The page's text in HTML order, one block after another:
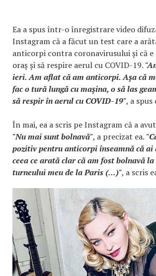
Ea a spus într-o înregistrare video
Instagram că a făcut un test care a
anticorpi contra coronavirusului și că e
oraș și să respire aerul cu COVID-19.
ieri. Am aflat că am anticorpi. Așa că
fac o tură lungă cu mașina, o să las
să respir în aerul cu COVID-19", a spus
În mai, ea a scris pe Instagram că a
"Nu mai sunt bolnavă", a precizat ea.
pozitiv pentru anticorpi înseamnă că
ceea ce arată clar că am fost bolnavă
turneului meu de la Paris (...)", a scris